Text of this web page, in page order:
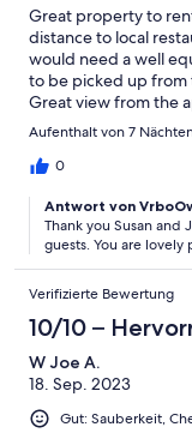
Great property to
distance to local
would need a well
to be picked up from
Great view from the
again
Aufenthalt von 7
0
Antwort von
Thank you Susan and
guests. You are lovely
Verifizierte Bewertung
10/10 –
W Joe A.
18. Sep. 2023
Gut: Sauberkeit,